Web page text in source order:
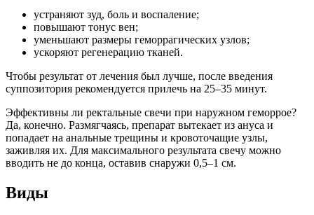
устраняют зуд, боль и воспаление;
повышают тонус вен;
уменьшают размеры геморрагических узлов;
ускоряют регенерацию тканей.
Чтобы результат от лечения был лучше, после введения
суппозитория рекомендуется прилечь на 25–35 минут.
Эффективны ли ректальные свечи при наружном геморрое?
Да, конечно. Размягчаясь, препарат вытекает из ануса и
попадает на анальные трещины и кровоточащие узлы,
заживляя их. Для максимального результата свечу можно
вводить не до конца, оставив снаружи 0,5–1 см.
Виды